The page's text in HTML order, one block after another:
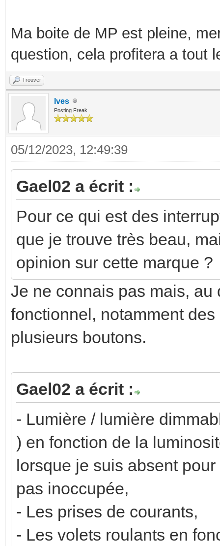
Ma boite de MP est pleine,
question, cela profitera a tout
Trouver
Ives
Posting Freak
05/12/2023, 12:49:39
Gael02 a écrit :
Pour ce qui est des
que je trouve très beau,
opinion sur cette marque ?
Je ne connais pas mais,
fonctionnel, notamment
plusieurs boutons.
Gael02 a écrit :
- Lumière / lumière
) en fonction de la
lorsque je suis absent
pas inoccupée,
- Les prises de courants,
- Les volets roulants en